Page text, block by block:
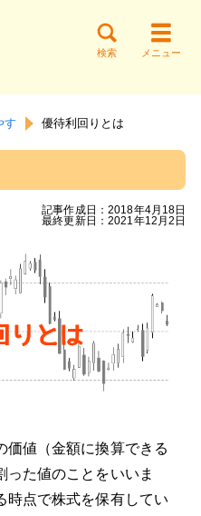
メニュー
検索
計 節約と支出
借金と返済
す 優待利回りとは
記事作成日：2018年4月18日
最終更新日：2021年12月2日
価値（金額に換算できる
った値のことをいいま
時点で株式を保有してい